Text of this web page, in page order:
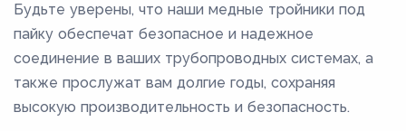
Будьте уверены, что наши медные тройники под
пайку обеспечат безопасное и надежное
соединение в ваших трубопроводных системах, а
также прослужат вам долгие годы, сохраняя
высокую производительность и безопасность.